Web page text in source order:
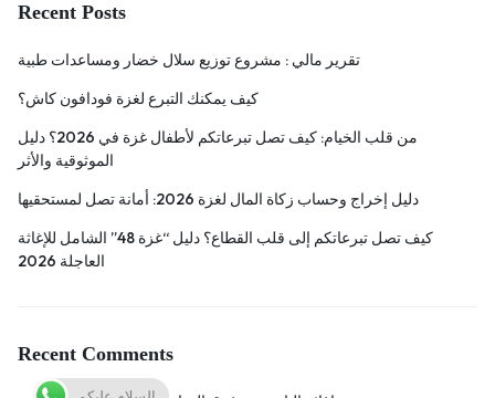
Recent Posts
تقرير مالي : مشروع توزيع سلال خضار ومساعدات طبية
كيف يمكنك التبرع لغزة فودافون كاش؟
من قلب الخيام: كيف تصل تبرعاتكم لأطفال غزة في 2026؟ دليل
الموثوقية والأثر
دليل إخراج وحساب زكاة المال لغزة 2026: أمانة تصل لمستحقيها
كيف تصل تبرعاتكم إلى قلب القطاع؟ دليل “غزة 48” الشامل للإغاثة
العاجلة 2026
Recent Comments